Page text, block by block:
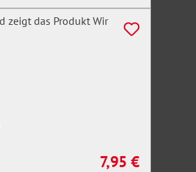
Regulärer Preis:
7,95 €